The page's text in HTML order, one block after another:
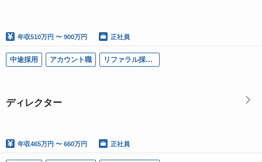
年収510万円 〜 900万円 正社員
中途採用 アカウント職 リファラル採用可
ディレクター
年収465万円 〜 660万円 正社員